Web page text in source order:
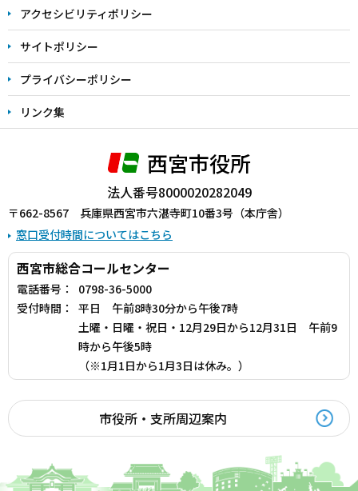
アクセシビリティポリシー
サイトポリシー
プライバシーポリシー
リンク集
西宮市役所
法人番号8000020282049
〒662-8567 兵庫県西宮市六湛寺町10番3号（本庁舎）
窓口受付時間についてはこちら
西宮市総合コールセンター
電話番号：
0798-36-5000
受付時間：
平日 午前8時30分から午後7時
土曜・日曜・祝日・12月29日から12月31日 午前9
時から午後5時
（※1月1日から1月3日は休み。）
市役所・支所周辺案内